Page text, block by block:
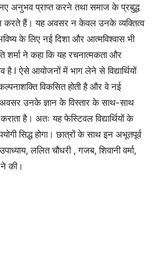
अनुभव प्राप्त करने तथा समाज के प्रबुद्ध
करते हैं। यह अवसर न केवल उनके व्यक्तित्व
के लिए नई दिशा और आत्मविश्वास भी
शर्मा ने कहा कि यह रचनात्मकता और
l ऐसे आयोजनों में भाग लेने से विद्यार्थियों
विकसित होती है और वे नई
उनके ज्ञान के विस्तार के साथ-साथ
है। अतः यह फेस्टिवल विद्यार्थियों के
सिद्ध होगा। छात्रों के साथ इन अभूतपूर्व
ललित चौधरी , गजब, शिवानी वर्मा,
ने की।